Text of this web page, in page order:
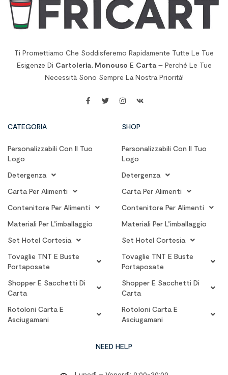
Ti Promettiamo Che Soddisferemo Rapidamente Tutte Le Tue
Esigenze Di Cartoleria, Monouso E Carta– Perché Le Tue
Necessità Sono Sempre La Nostra Priorità!
CATEGORIA
Personalizzabili Con Il Tuo
Logo
Detergenza
Carta Per Alimenti
Contenitore Per Alimenti
Materiali Per L’imballaggio
Set Hotel Cortesia
Tovaglie TNT E Buste
Portaposate
Shopper E Sacchetti Di
Carta
Rotoloni Carta E
Asciugamani
SHOP
Personalizzabili Con Il Tuo
Logo
Detergenza
Carta Per Alimenti
Contenitore Per Alimenti
Materiali Per L’imballaggio
Set Hotel Cortesia
Tovaglie TNT E Buste
Portaposate
Shopper E Sacchetti Di
Carta
Rotoloni Carta E
Asciugamani
NEED HELP